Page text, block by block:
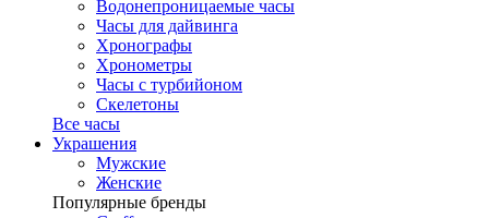
Водонепроницаемые часы
Часы для дайвинга
Хронографы
Хронометры
Часы с турбийоном
Скелетоны
Все часы
Украшения
Мужские
Женские
Популярные бренды